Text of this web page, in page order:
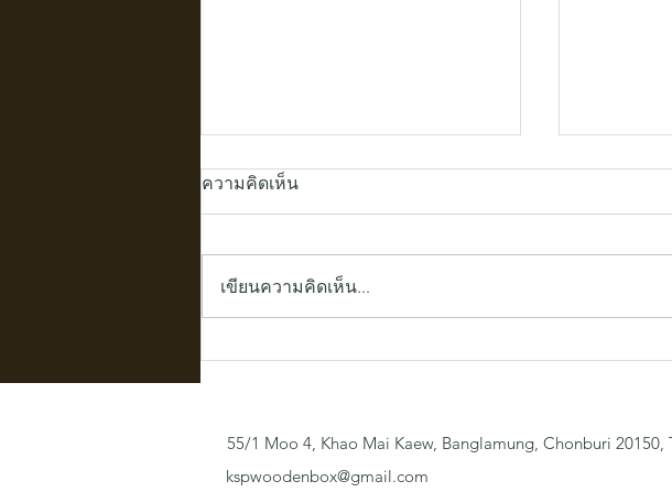
เปิดมิติใหม่ให้แบรนด์เมล่อน
เปลี่ยนมุ
ความคิดเห็น
เขียนความคิดเห็น…
55/1 Moo 4, Khao Mai Kaew, Banglamung, Chonburi 20150,
kspwoodenbox@gmail.com